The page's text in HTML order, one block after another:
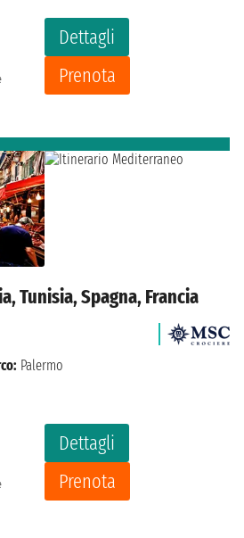
Dettagli
Prenota
Tunisia, Spagna, Francia
Dettagli
Prenota
Palermo